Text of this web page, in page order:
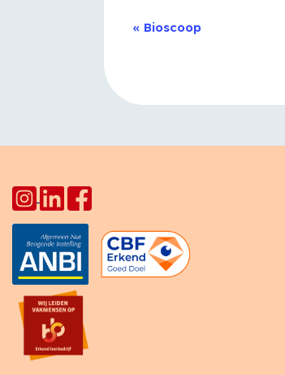
Evenement
« Bioscoop